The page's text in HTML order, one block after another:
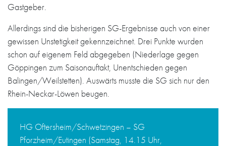
Gastgeber.
Allerdings sind die bisherigen SG-Ergebnisse auch von einer
gewissen Unstetigkeit gekennzeichnet. Drei Punkte wurden
schon auf eigenem Feld abgegeben (Niederlage gegen
Göppingen zum Saisonauftakt, Unentschieden gegen
Balingen/Weilstetten). Auswärts musste die SG sich nur den
Rhein-Neckar-Löwen beugen.
HG Oftersheim/Schwetzingen – SG
Pforzheim/Eutingen (Samstag, 14.15 Uhr,